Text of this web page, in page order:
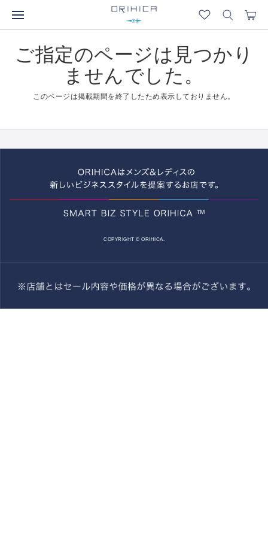
ご指定のページは見つかり
ませんでした。
このページは掲載期間を終了したため表示しておりません。
COPYRIGHT © ORIHICA.